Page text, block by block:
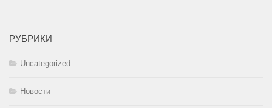
РУБРИКИ
Uncategorized
Новости